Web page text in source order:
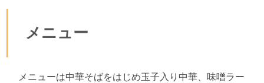
メニュー
メニューは中華そばをはじめ玉子入り中華、味噌ラー